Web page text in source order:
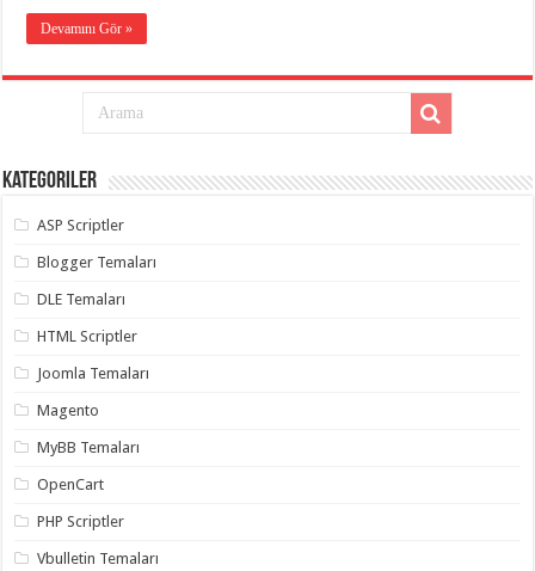
taşımacılık,
evden
taşımacılık,
evden
eve
gaziantep
organizasyon,
gaziantep
organizasyon
gaziantep
organizasyon,
gaziantep
organizasyon,
gaziantep
organizasyon ,
gaziantep
organizasyon,
palyaço,
takipçi
twitter
hilesi ,
Devamını Gör »
Kategoriler
ASP Scriptler
Blogger Temaları
DLE Temaları
HTML Scriptler
Joomla Temaları
Magento
MyBB Temaları
OpenCart
PHP Scriptler
Vbulletin Temaları